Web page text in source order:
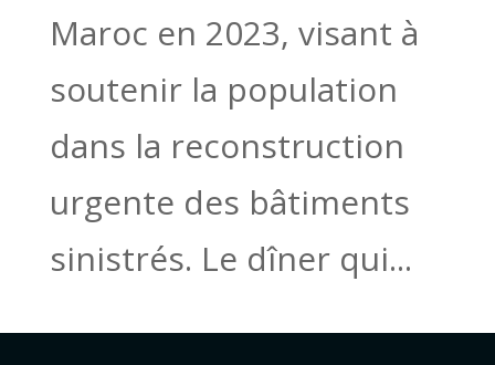
Maroc en 2023, visant à
soutenir la population
dans la reconstruction
urgente des bâtiments
sinistrés. Le dîner qui...